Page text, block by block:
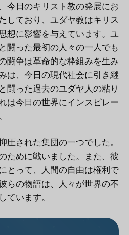
今日のキリスト教の発展にお
しており、ユダヤ教はキリス
想に影響を与えています。ユ
闘った最初の人々の一人でも
闘争は革命的な枠組みを生み
は、今日の現代社会に引き継
闘った過去のユダヤ人の粘り
は今日の世界にインスピレー
圧された集団の一つでした。
ために戦いました。また、彼
とって、人間の自由は権利で
らの物語は、人々が世界の不
ています。